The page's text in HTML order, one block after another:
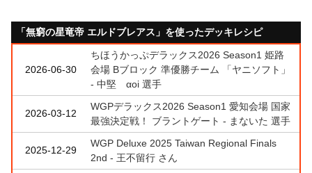
「無窮の星竜帝 エルドブレアス」を使ったデッキレシピ
2026-06-30
ちほうかっぷデラックス2026 Season1 姫路
会場 Bブロック 準優勝チーム 「ヤニソフト」
- 中堅 αoi 選手
2026-03-12
WGPデラックス2026 Season1 愛知会場 国家
最強決定戦！ ブラントゲート - まないた 選手
2025-12-29
WGP Deluxe 2025 Taiwan Regional Finals
2nd - 王不留行 さん